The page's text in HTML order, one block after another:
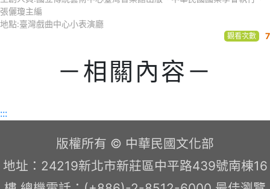
觀看次數 7
張儷瓊主編
地點:臺灣戲曲中心小表演廳
－相關內容－
:::
版權所有 © 中華民國文化部
地址：24219新北市新莊區中平路439號南棟16